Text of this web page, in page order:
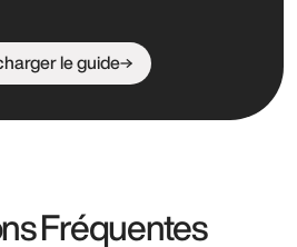
le guide
Fréquentes